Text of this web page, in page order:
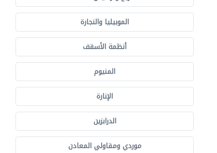
الموبيليا والنجارة
أنظمة الأسقف
المنيوم
الإنارة
الدرابزين
موردي ومقاولي المعادن